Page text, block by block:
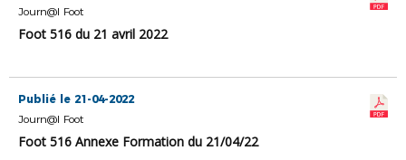
Journ@l Foot
Foot 516 du 21 avril 2022
Publié le 21-04-2022
Journ@l Foot
Foot 516 Annexe Formation du 21/04/22